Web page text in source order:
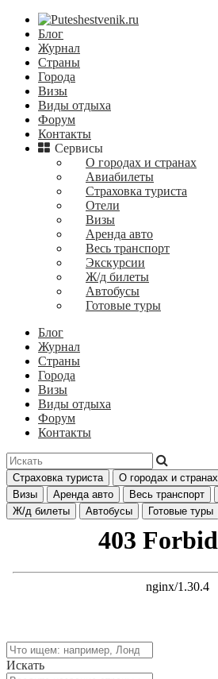
Блог
Журнал
Страны
Города
Визы
Виды отдыха
Форум
Контакты
Сервисы
О городах и странах
Авиабилеты
Страховка туриста
Отели
Визы
Аренда авто
Весь транспорт
Экскурсии
Ж/д билеты
Автобусы
Готовые туры
Блог
Журнал
Страны
Города
Визы
Виды отдыха
Форум
Контакты
Страховка туриста О городах и странах
Визы
Аренда авто Весь транспорт
Ж/д билеты
Автобусы Готовые туры
Искать